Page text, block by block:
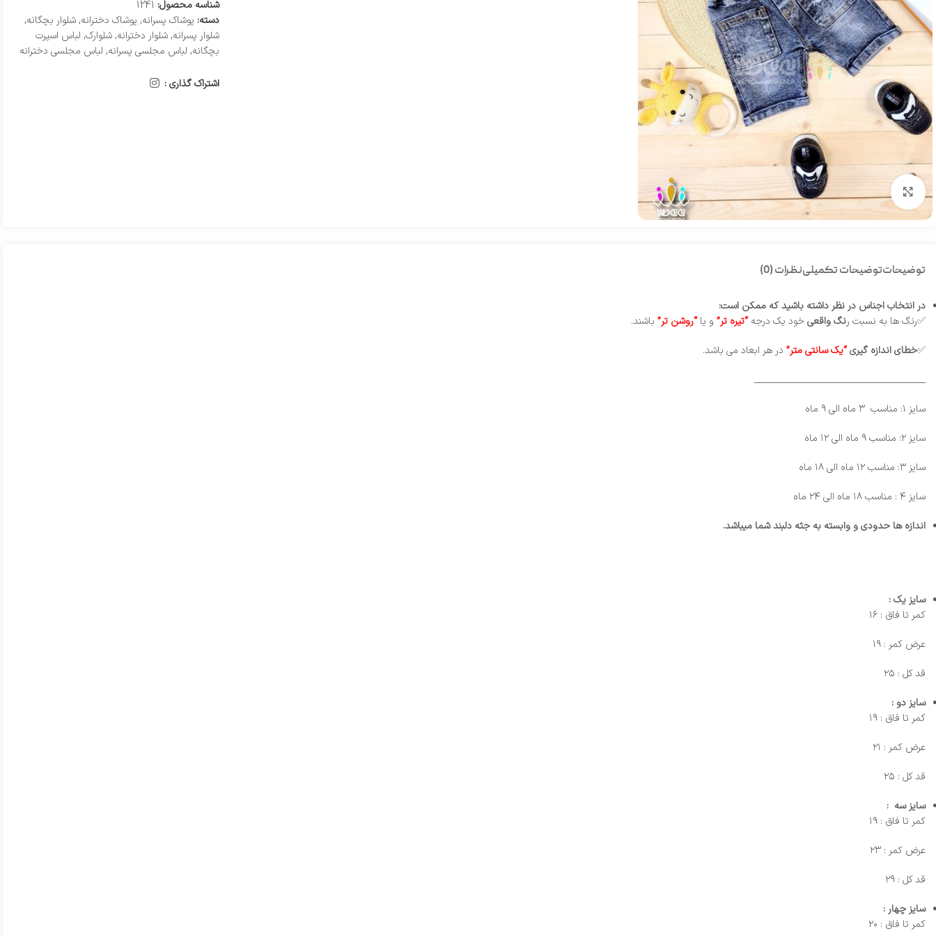
شناسه محصول: 1241
دسته: پوشاک پسرانه, پوشاک دخترانه,شلوار بچگانه,
شلوار پسرانه,شلوار دخترانه,شلوارک, لباس اسپرت
بچگانه, لباس مجلسی پسرانه, لباس مجلسی دخترانه
اشتراک گذاری :
توضیحاتتوضیحات تکمیلینظرات (0)
در انتخاب اجناس در نظر داشته باشید که ممکن است:
✅رنگ ها به نسبت رنگ واقعیخود یک درجه“تیره تر” و یا“روشن تر” باشند.
✅خطایاندازه گیری“یک سانتی متر” در هر ابعاد می باشد.
_________________________________________
سایز ۱: مناسب ۳ ماه الی ۹ ماه
سایز ۲: مناسب ۹ ماه الی ۱۲ ماه
سایز ۳: مناسب ۱۲ ماه الی ۱۸ ماه
سایز ۴ : مناسب ۱۸ ماه الی ۲۴ ماه
اندازه ها حدودی و وابسته به جثه دلبند شما میباشد.
سایز یک :
کمر تا فاق : ۱۶
عرض کمر : ۱۹
قد کل : ۲۵
سایز دو :
کمر تا فاق : ۱۹
عرض کمر : ۲۱
قد کل : ۲۵
سایز سه :
کمر تا فاق : ۱۹
عرض کمر : ۲۳
قد کل : ۲۹
سایز چهار :
کمر تا فاق : ۲۰